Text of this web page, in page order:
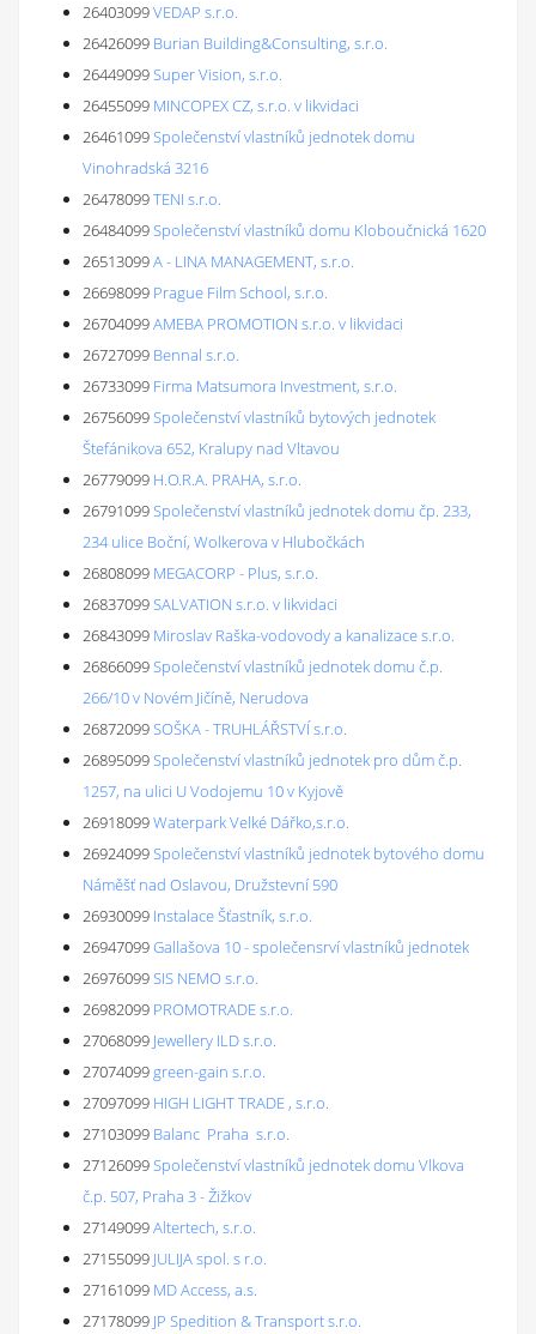
26403099VEDAP s.r.o.
26426099 Burian Building&Consulting, s.r.o.
26449099Super Vision, s.r.o.
26455099 MINCOPEX CZ, s.r.o. v likvidaci
26461099Společenství vlastníků jednotek domu
Vinohradská 3216
26478099TENI s.r.o.
26484099Společenství vlastníků domu Kloboučnická 1620
26513099A - LINA MANAGEMENT, s.r.o.
26698099 Prague Film School, s.r.o.
26704099AMEBA PROMOTION s.r.o. v likvidaci
26727099 Bennal s.r.o.
26733099 Firma Matsumora Investment, s.r.o.
26756099Společenství vlastníků bytových jednotek
Štefánikova 652, Kralupy nad Vltavou
26779099 H.O.R.A. PRAHA, s.r.o.
26791099Společenství vlastníků jednotek domu čp. 233,
234 ulice Boční, Wolkerova v Hlubočkách
26808099 MEGACORP - Plus, s.r.o.
26837099SALVATION s.r.o. v likvidaci
26843099 Miroslav Raška-vodovody a kanalizace s.r.o.
26866099Společenství vlastníků jednotek domu č.p.
266/10 v Novém Jičíně, Nerudova
26872099SOŠKA - TRUHLÁŘSTVÍ s.r.o.
26895099Společenství vlastníků jednotek pro dům č.p.
1257, na ulici U Vodojemu 10 v Kyjově
26918099Waterpark Velké Dářko,s.r.o.
26924099Společenství vlastníků jednotek bytového domu
Náměšť nad Oslavou, Družstevní 590
26930099 Instalace Šťastník, s.r.o.
26947099Gallašova 10 - společensrví vlastníků jednotek
26976099SIS NEMO s.r.o.
26982099 PROMOTRADE s.r.o.
27068099 Jewellery ILD s.r.o.
27074099green-gain s.r.o.
27097099 HIGH LIGHT TRADE , s.r.o.
27103099 Balanc Praha s.r.o.
27126099Společenství vlastníků jednotek domu Vlkova
č.p. 507, Praha 3 - Žižkov
27149099Altertech, s.r.o.
27155099 JULIJA spol. s r.o.
27161099 MD Access, a.s.
27178099 JP Spedition & Transport s.r.o.